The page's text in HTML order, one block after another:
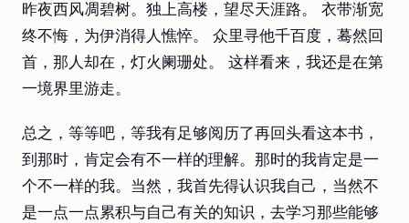
昨夜西风凋碧树。独上高楼，望尽天涯路。 衣带渐宽
终不悔，为伊消得人憔悴。 众里寻他千百度，蓦然回
首，那人却在，灯火阑珊处。 这样看来，我还是在第
一境界里游走。
总之，等等吧，等我有足够阅历了再回头看这本书，
到那时，肯定会有不一样的理解。那时的我肯定是一
个不一样的我。当然，我首先得认识我自己，当然不
是一点一点累积与自己有关的知识，去学习那些能够